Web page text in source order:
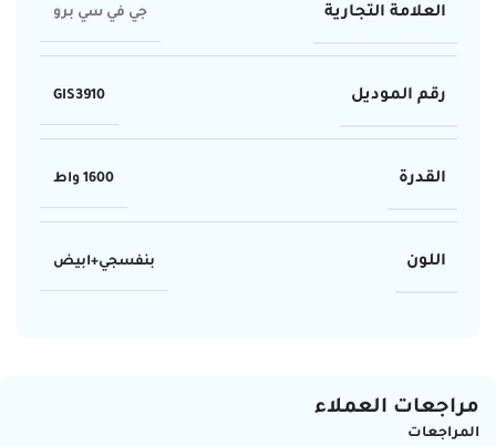
العلامة التجارية جي في سي برو
رقم الموديل GIS3910
القدرة 1600 واط
اللون بنفسجي+ابيض
مراجعات العملاء
المراجعات